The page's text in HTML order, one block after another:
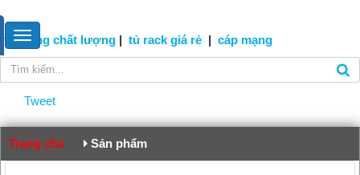
tủ mạng chất lượng | tủ rack giá rẻ | cáp mạng
Tweet
Trang chủ Sản phẩm